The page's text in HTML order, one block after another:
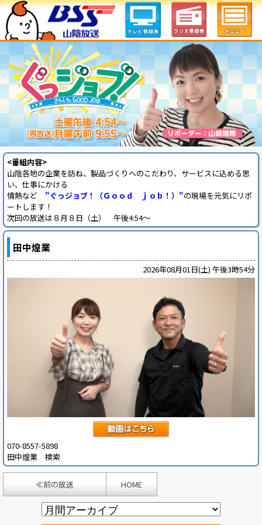
<番組内容>
山陰各地の企業を訪ね、製品づくりへのこだわり、サービスに込める思
い、仕事にかける
情熱など "ぐっジョブ！（Ｇｏｏｄ ｊｏｂ！）"の現場を元気にリポ
ートします！
次回の放送は８月８日（土） 午後4:54～
田中煌業
2026年08月01日(土) 午後3時54分
070-8557-5898
田中煌業 検索
≪前の放送 HOME